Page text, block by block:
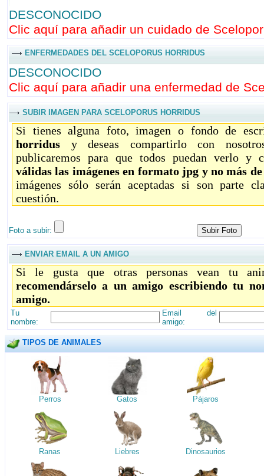
DESCONOCIDO
Clic aquí para añadir un cuidado de
ENFERMEDADES DEL SCELOPORUS HORRIDUS
DESCONOCIDO
Clic aquí para añadir una enfermedad de
SUBIR IMAGEN PARA SCELOPORUS HORRIDUS
Si tienes alguna foto, imagen o fondo de
horridus y deseas compartirlo con
publicaremos para que todos puedan verlo y
válidas las imágenes en formato jpg y no más
imágenes sólo serán aceptadas si son parte
cuestión.
Foto a subir:
ENVIAR EMAIL A UN AMIGO
Si le gusta que otras personas vean tu
recomendárselo a un amigo escribiendo tu
amigo.
Tu
nombre:
Email del
amigo:
TIPOS DE ANIMALES
Perros Gatos Pájaros
Ranas Liebres Dinosaurios